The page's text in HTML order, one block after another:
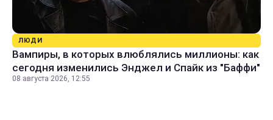
ЛЮДИ
Вампиры, в которых влюблялись миллионы: как
сегодня изменились Энджел и Спайк из "Баффи"
08 августа 2026, 12:55